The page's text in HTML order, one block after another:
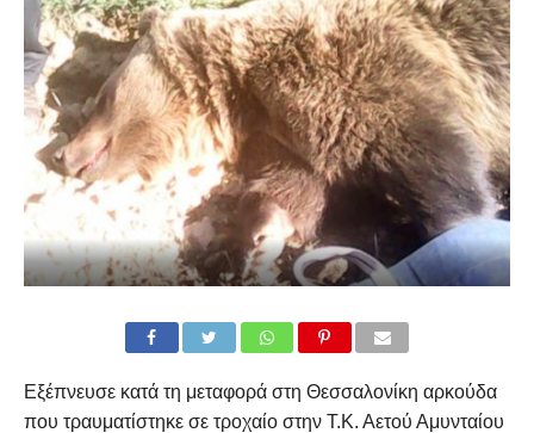
Εξέπνευσε κατά τη μεταφορά στη Θεσσαλονίκη αρκούδα
που τραυματίστηκε σε τροχαίο στην Τ.Κ. Αετού Αμυνταίου